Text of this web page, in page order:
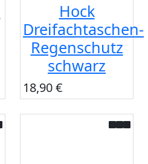
Hock
Dreifachtaschen-
Regenschutz
schwarz
18,90 €